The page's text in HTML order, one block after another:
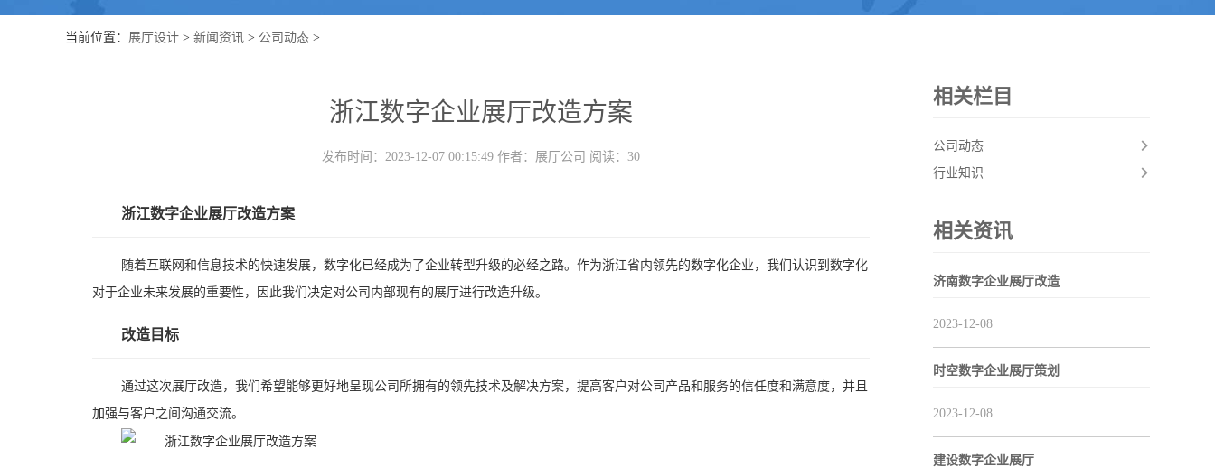
当前位置： 展厅设计 > 新闻资讯 > 公司动态 >
浙江数字企业展厅改造方案
发布时间：2023-12-07 00:15:49 作者：展厅公司 阅读：30
浙江数字企业展厅改造方案
随着互联网和信息技术的快速发展，数字化已经成为了企业转型升级的必经之路。作为浙江省内领先的数字化企业，我们认识到数字化
对于企业未来发展的重要性，因此我们决定对公司内部现有的展厅进行改造升级。
改造目标
通过这次展厅改造，我们希望能够更好地呈现公司所拥有的领先技术及解决方案，提高客户对公司产品和服务的信任度和满意度，并且
加强与客户之间沟通交流。
相关栏目
公司动态
行业知识
相关资讯
济南数字企业展厅改造
2023-12-08
时空数字企业展厅策划
2023-12-08
建设数字企业展厅